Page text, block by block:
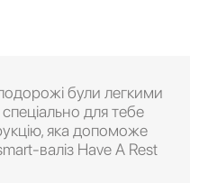
були легкими
для тебе
яка допоможе
валіз Have A Rest